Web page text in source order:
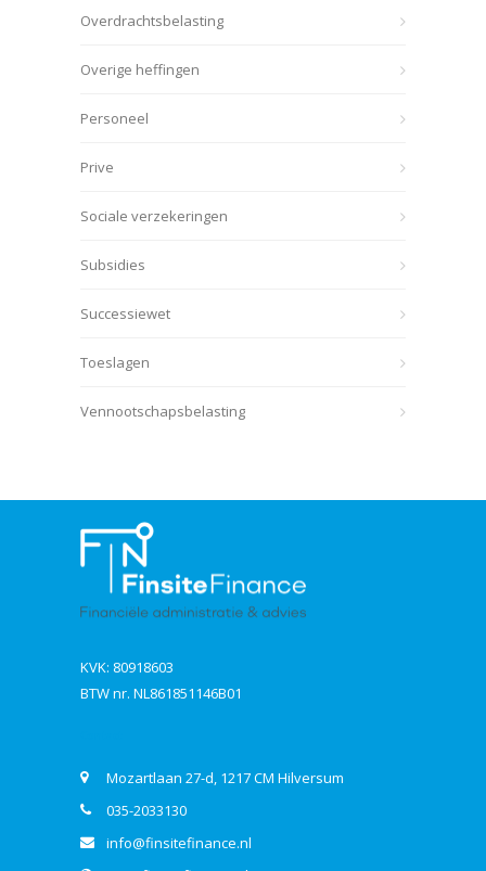
Overdrachtsbelasting
Overige heffingen
Personeel
Prive
Sociale verzekeringen
Subsidies
Successiewet
Toeslagen
Vennootschapsbelasting
KVK: 80918603
BTW nr. NL861851146B01
Mozartlaan 27-d, 1217 CM Hilversum
035-2033130
info@finsitefinance.nl